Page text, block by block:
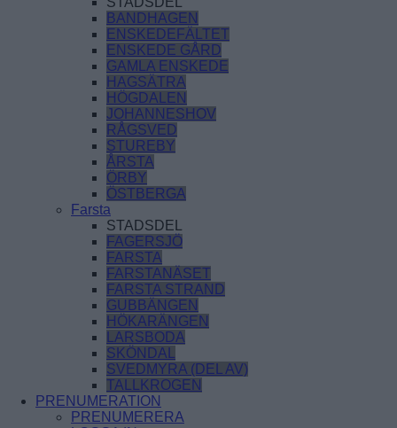
BANDHAGEN
ENSKEDEFÄLTET
ENSKEDE GÅRD
GAMLA ENSKEDE
HAGSÄTRA
HÖGDALEN
JOHANNESHOV
RÅGSVED
STUREBY
ÅRSTA
ÖRBY
ÖSTBERGA
Farsta
STADSDEL
FAGERSJÖ
FARSTA
FARSTANÄSET
FARSTA STRAND
GUBBÄNGEN
HÖKARÄNGEN
LARSBODA
SKÖNDAL
SVEDMYRA (DEL AV)
TALLKROGEN
PRENUMERATION
PRENUMERERA